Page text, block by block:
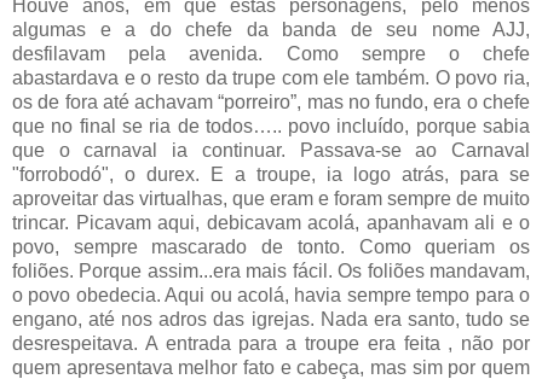
Houve anos, em que estas personagens, pelo menos
algumas e a do chefe da banda de seu nome AJJ,
desfilavam pela avenida. Como sempre o chefe
abastardava e o resto da trupe com ele também. O povo ria,
os de fora até achavam “porreiro”, mas no fundo, era o chefe
que no final se ria de todos….. povo incluído, porque sabia
que o carnaval ia continuar. Passava-se ao Carnaval
"forrobodó", o durex. E a troupe, ia logo atrás, para se
aproveitar das virtualhas, que eram e foram sempre de muito
trincar. Picavam aqui, debicavam acolá, apanhavam ali e o
povo, sempre mascarado de tonto. Como queriam os
foliões. Porque assim...era mais fácil. Os foliões mandavam,
o povo obedecia. Aqui ou acolá, havia sempre tempo para o
engano, até nos adros das igrejas. Nada era santo, tudo se
desrespeitava. A entrada para a troupe era feita , não por
quem apresentava melhor fato e cabeça, mas sim por quem